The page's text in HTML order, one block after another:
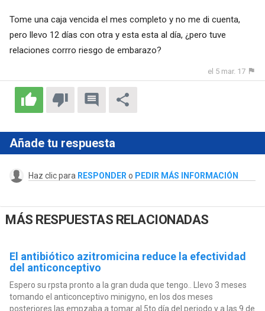
Tome una caja vencida el mes completo y no me di cuenta,
pero llevo 12 días con otra y esta esta al día, ¿pero tuve
relaciones corrro riesgo de embarazo?
el 5 mar. 17
Añade tu respuesta
Haz clic para RESPONDER o PEDIR MÁS INFORMACIÓN
MÁS RESPUESTAS RELACIONADAS
El antibiótico azitromicina reduce la efectividad
del anticonceptivo
Espero su rpsta pronto a la gran duda que tengo.. Llevo 3 meses
tomando el anticonceptivo minigyno, en los dos meses
posteriores las empzaba a tomar al 5to día del periodo y a las 9 de